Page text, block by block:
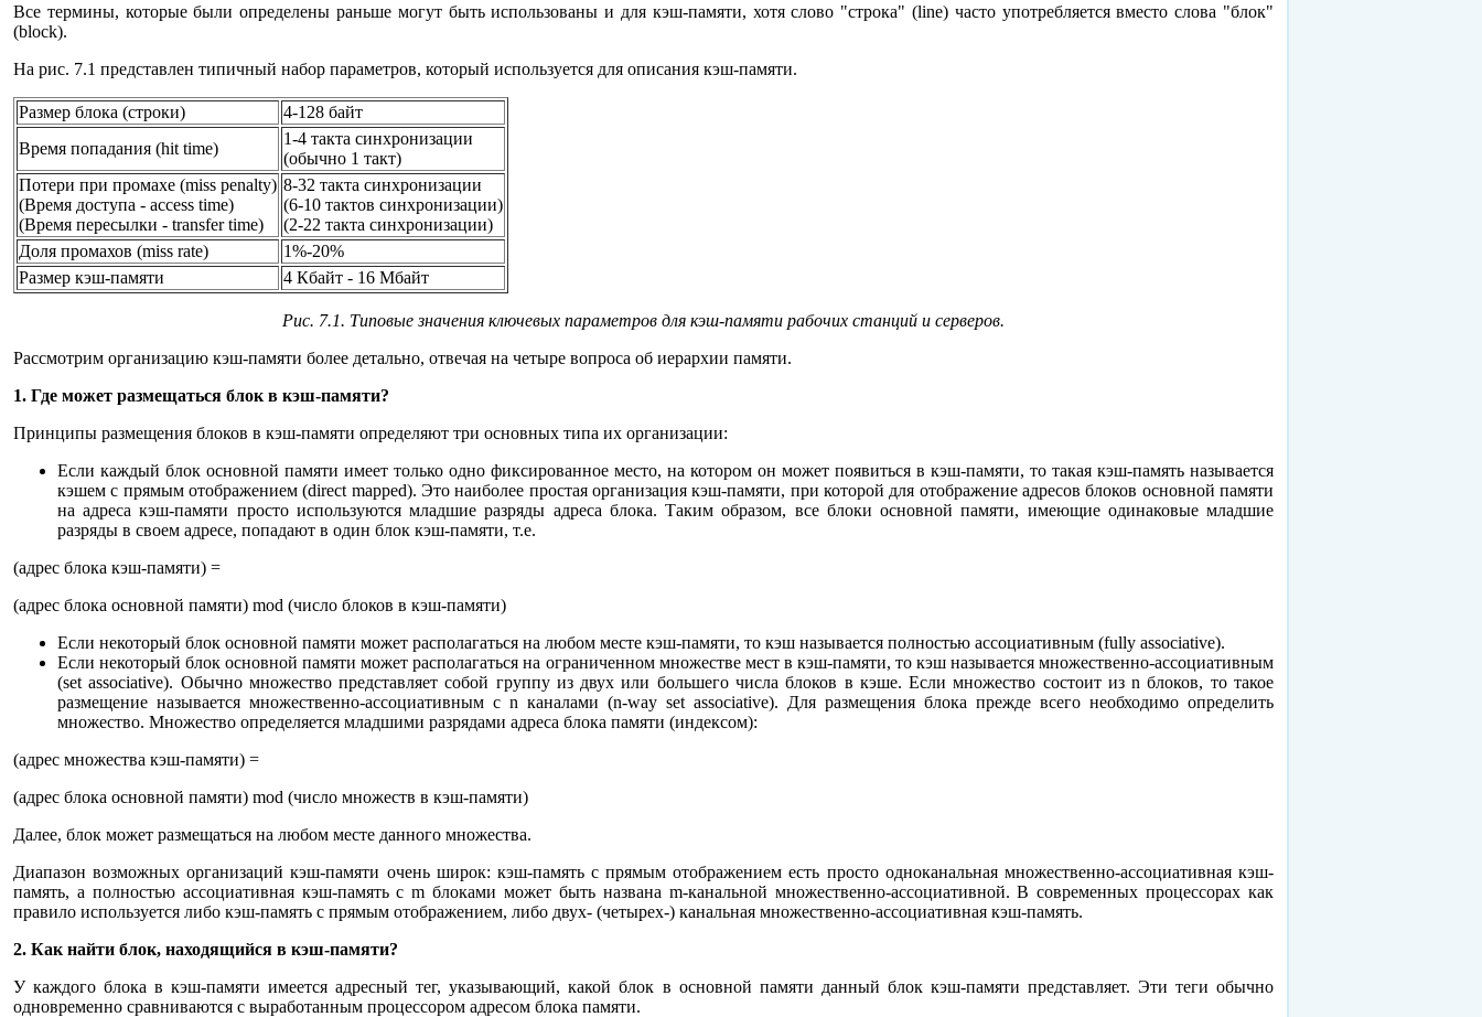
Все термины, которые были определены раньше могут быть использованы и для кэш-памяти, хотя слово "строка" (line) часто употребляется вместо слова "блок"
(block).
На рис. 7.1 представлен типичный набор параметров, который используется для описания кэш-памяти.
Размер блока (строки)
4-128 байт
Время попадания (hit time)
1-4 такта синхронизации
(обычно 1 такт)
Потери при промахе (miss penalty)
(Время доступа - access time)
(Время пересылки - transfer time)
8-32 такта синхронизации
(6-10 тактов синхронизации)
(2-22 такта синхронизации)
Доля промахов (miss rate)
1%-20%
Размер кэш-памяти
4 Кбайт - 16 Мбайт
Рис. 7.1. Типовые значения ключевых параметров для кэш-памяти рабочих станций и серверов.
Рассмотрим организацию кэш-памяти более детально, отвечая на четыре вопроса об иерархии памяти.
1. Где может размещаться блок в кэш-памяти?
Принципы размещения блоков в кэш-памяти определяют три основных типа их организации:
Если каждый блок основной памяти имеет только одно фиксированное место, на котором он может появиться в кэш-памяти, то такая кэш-память называется
кэшем с прямым отображением (direct mapped). Это наиболее простая организация кэш-памяти, при которой для отображение адресов блоков основной памяти
на адреса кэш-памяти просто используются младшие разряды адреса блока. Таким образом, все блоки основной памяти, имеющие одинаковые младшие
разряды в своем адресе, попадают в один блок кэш-памяти, т.е.
(адрес блока кэш-памяти) =
(адрес блока основной памяти) mod (число блоков в кэш-памяти)
Если некоторый блок основной памяти может располагаться на любом месте кэш-памяти, то кэш называется полностью ассоциативным (fully associative).
Если некоторый блок основной памяти может располагаться на ограниченном множестве мест в кэш-памяти, то кэш называется множественно-ассоциативным
(set associative). Обычно множество представляет собой группу из двух или большего числа блоков в кэше. Если множество состоит из n блоков, то такое
размещение называется множественно-ассоциативным с n каналами (n-way set associative). Для размещения блока прежде всего необходимо определить
множество. Множество определяется младшими разрядами адреса блока памяти (индексом):
(адрес множества кэш-памяти) =
(адрес блока основной памяти) mod (число множеств в кэш-памяти)
Далее, блок может размещаться на любом месте данного множества.
Диапазон возможных организаций кэш-памяти очень широк: кэш-память с прямым отображением есть просто одноканальная множественно-ассоциативная кэш-
память, а полностью ассоциативная кэш-память с m блоками может быть названа m-канальной множественно-ассоциативной. В современных процессорах как
правило используется либо кэш-память с прямым отображением, либо двух- (четырех-) канальная множественно-ассоциативная кэш-память.
2. Как найти блок, находящийся в кэш-памяти?
У каждого блока в кэш-памяти имеется адресный тег, указывающий, какой блок в основной памяти данный блок кэш-памяти представляет. Эти теги обычно
одновременно сравниваются с выработанным процессором адресом блока памяти.